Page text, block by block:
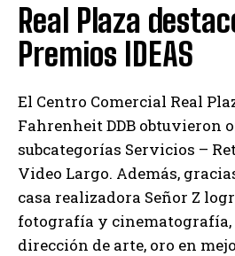
Real Plaza
Premios IDEAS
El Centro Comercial Real
Fahrenheit DDB obtuvieron
subcategorías Servicios –
Video Largo. Además,
casa realizadora Señor Z
fotografía y cinematografía,
dirección de arte, oro en